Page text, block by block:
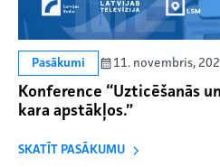
Pasākumi 11. novembris,
Konference “Uzticēšanās
kara apstākļos.”
SKATĪT PASĀKUMU